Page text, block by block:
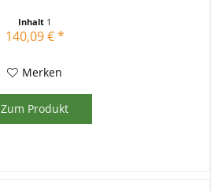
Inhalt 1
140,09 € *
Merken
Zum Produkt